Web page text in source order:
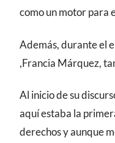
como un motor para
Además, durante el
,Francia Márquez,
Al inicio de su
aquí estaba la
derechos y aunque